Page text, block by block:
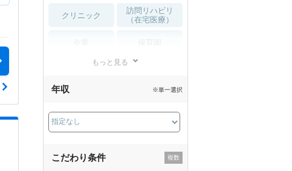
クリニック
訪問リハビリ
（在宅医療）
薬局・
もっと見る
年収 ※単一選択
こだわり条件